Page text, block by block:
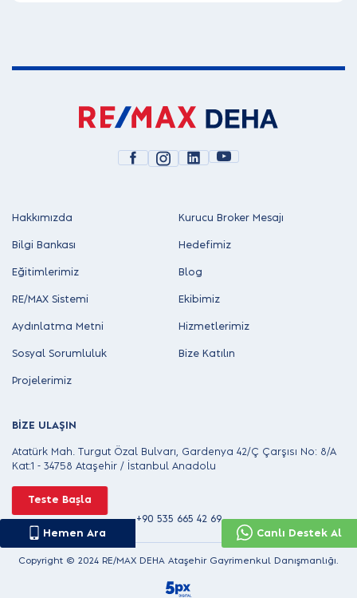
Hakkımızda Kurucu Broker Mesajı
Bilgi Bankası Hedefimiz
Eğitimlerimiz Blog
RE/MAX Sistemi Ekibimiz
Aydınlatma Metni Hizmetlerimiz
Sosyal Sorumluluk Bize Katılın
Projelerimiz
BİZE ULAŞIN
Atatürk Mah. Turgut Özal Bulvarı, Gardenya 42/Ç Çarşısı No: 8/A
Kat:1 - 34758 Ataşehir / İstanbul Anadolu
+90 535 665 42 69
Copyright © 2024 RE/MAX DEHA Ataşehir Gayrimenkul Danışmanlığı.
Teste Başla
Canlı Destek Al
Hemen Ara